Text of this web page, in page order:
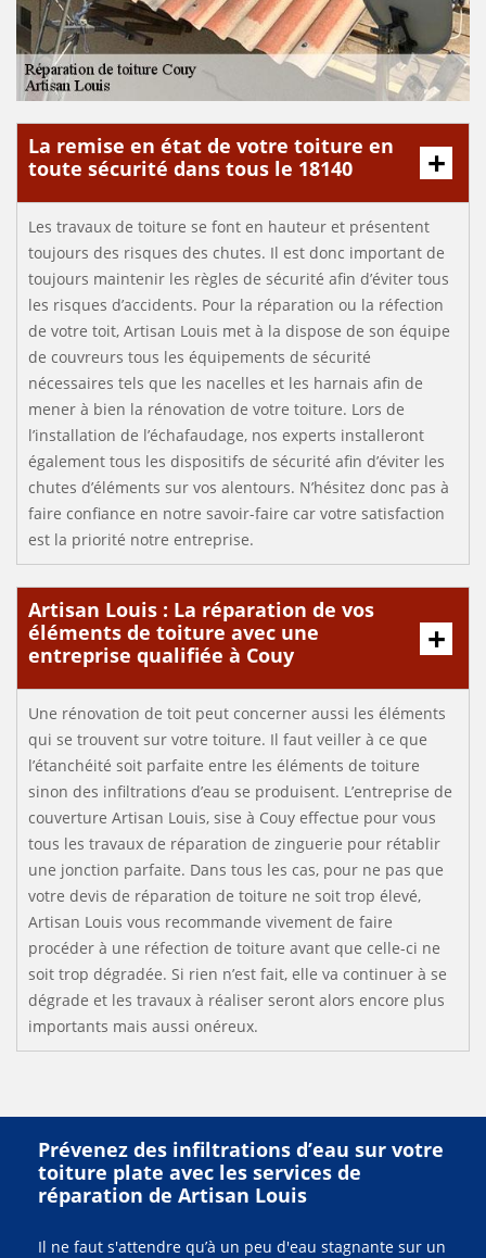
La remise en état de votre toiture en
toute sécurité dans tous le 18140
Les travaux de toiture se font en hauteur et présentent
toujours des risques des chutes. Il est donc important de
toujours maintenir les règles de sécurité afin d’éviter tous
les risques d’accidents. Pour la réparation ou la réfection
de votre toit, Artisan Louis met à la dispose de son équipe
de couvreurs tous les équipements de sécurité
nécessaires tels que les nacelles et les harnais afin de
mener à bien la rénovation de votre toiture. Lors de
l’installation de l’échafaudage, nos experts installeront
également tous les dispositifs de sécurité afin d’éviter les
chutes d’éléments sur vos alentours. N’hésitez donc pas à
faire confiance en notre savoir-faire car votre satisfaction
est la priorité notre entreprise.
Artisan Louis : La réparation de vos
éléments de toiture avec une
entreprise qualifiée à Couy
Une rénovation de toit peut concerner aussi les éléments
qui se trouvent sur votre toiture. Il faut veiller à ce que
l’étanchéité soit parfaite entre les éléments de toiture
sinon des infiltrations d’eau se produisent. L’entreprise de
couverture Artisan Louis, sise à Couy effectue pour vous
tous les travaux de réparation de zinguerie pour rétablir
une jonction parfaite. Dans tous les cas, pour ne pas que
votre devis de réparation de toiture ne soit trop élevé,
Artisan Louis vous recommande vivement de faire
procéder à une réfection de toiture avant que celle-ci ne
soit trop dégradée. Si rien n’est fait, elle va continuer à se
dégrade et les travaux à réaliser seront alors encore plus
importants mais aussi onéreux.
Prévenez des infiltrations d’eau sur votre
toiture plate avec les services de
réparation de Artisan Louis
Il ne faut s'attendre qu’à un peu d'eau stagnante sur un